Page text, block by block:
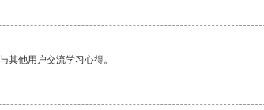
其他用户交流学习心得。